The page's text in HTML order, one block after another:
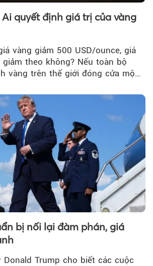
quyết định giá trị của vàng
vàng giảm 500 USD/ounce, giá
theo không? Nếu toàn bộ
vàng trên thế giới đóng cửa một
bị nối lại đàm phán, giá
Donald Trump cho biết các cuộc